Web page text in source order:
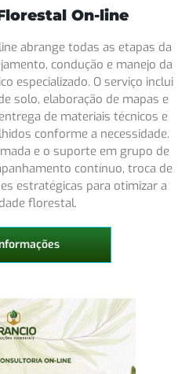
On-line
abrange todas as etapas da
condução e manejo da
especializado. O serviço inclui
solo, elaboração de mapas e
de materiais técnicos e
conforme a necessidade.
e o suporte em grupo de
contínuo, troca de
estratégicas para otimizar a
florestal.